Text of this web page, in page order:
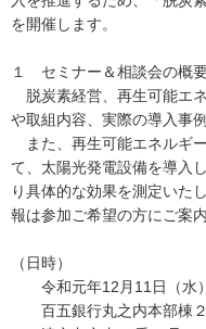
を開催します。
１ セミナー＆相談会の概
脱炭素経営、再生可能エ
や取組内容、実際の導入事
また、再生可能エネルギ
て、太陽光発電設備を導入
り具体的な効果を測定いた
報は参加ご希望の方にご案
（日時）
令和元年12月11日（水）
百五銀行丸之内本部棟